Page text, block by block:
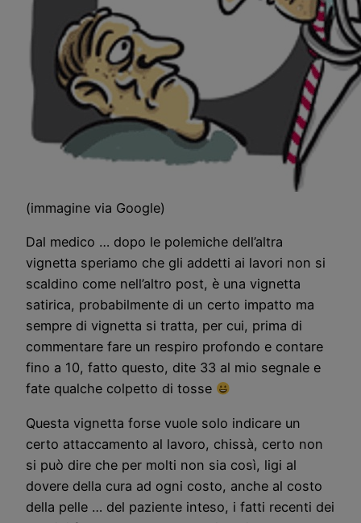
(immagine via Google)
Dal medico … dopo le polemiche dell’altra
vignetta speriamo che gli addetti ai lavori non si
scaldino come nell’altro post, è una vignetta
satirica, probabilmente di un certo impatto ma
sempre di vignetta si tratta, per cui, prima di
commentare fare un respiro profondo e contare
fino a 10, fatto questo, dite 33 al mio segnale e
fate qualche colpetto di tosse
Questa vignetta forse vuole solo indicare un
certo attaccamento al lavoro, chissà, certo non
si può dire che per molti non sia così, ligi al
dovere della cura ad ogni costo, anche al costo
della pelle … del paziente inteso, i fatti recenti dei